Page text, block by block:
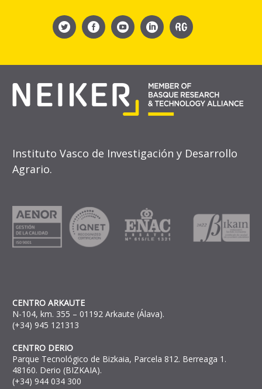
Instituto Vasco de Investigación y Desarrollo
Agrario.
CENTRO ARKAUTE
N-104, km. 355 – 01192 Arkaute (Álava).
(+34) 945 121313
CENTRO DERIO
Parque Tecnológico de Bizkaia, Parcela 812. Berreaga 1.
48160. Derio (BIZKAIA).
(+34) 944 034 300